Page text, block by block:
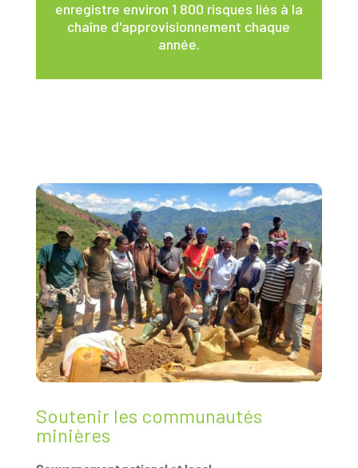
enregistre environ 1 800 risques liés à la
chaîne d'approvisionnement chaque
année.
Soutenir les communautés
minières